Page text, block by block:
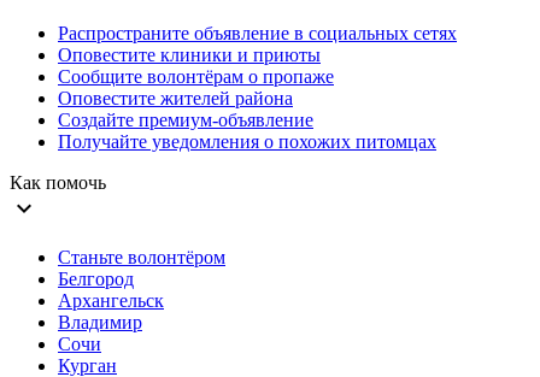
Распространите объявление в социальных сетях
Оповестите клиники и приюты
Сообщите волонтёрам о пропаже
Оповестите жителей района
Создайте премиум-объявление
Получайте уведомления о похожих питомцах
Как помочь
expand_more
Станьте волонтёром
Белгород
Архангельск
Владимир
Сочи
Курган